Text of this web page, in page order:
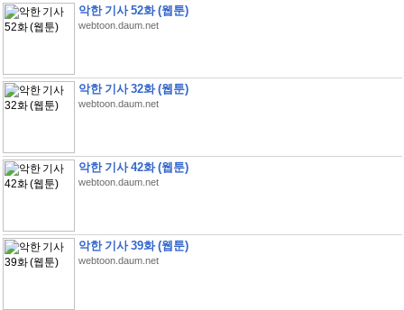
악한 기사 52화 (웹툰)
webtoon.daum.net
악한 기사 32화 (웹툰)
webtoon.daum.net
악한 기사 42화 (웹툰)
webtoon.daum.net
악한 기사 39화 (웹툰)
webtoon.daum.net